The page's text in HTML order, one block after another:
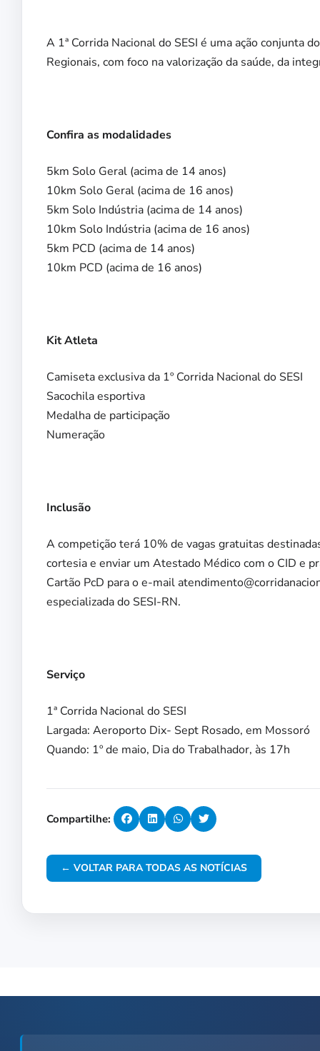
A 1ª Corrida Nacional do SESI é uma ação conjunta
Regionais, com foco na valorização da saúde, da
Confira as modalidades
5km Solo Geral (acima de 14 anos)
10km Solo Geral (acima de 16 anos)
5km Solo Indústria (acima de 14 anos)
10km Solo Indústria (acima de 16 anos)
5km PCD (acima de 14 anos)
10km PCD (acima de 16 anos)
Kit Atleta
Camiseta exclusiva da 1º Corrida Nacional do SESI
Sacochila esportiva
Medalha de participação
Numeração
Inclusão
A competição terá 10% de vagas gratuitas
cortesia e enviar um Atestado Médico com o CID e
Cartão PcD para o e-mail
especializada do SESI-RN.
Serviço
1ª Corrida Nacional do SESI
Largada: Aeroporto Dix- Sept Rosado, em Mossoró
Quando: 1º de maio, Dia do Trabalhador, às 17h
Compartilhe:
← VOLTAR PARA TODAS AS NOTÍCIAS